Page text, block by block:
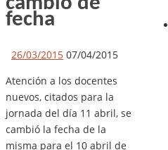
fecha
26/03/2015 07/04/2015
Atención a los docentes
nuevos, citados para la
jornada del día 11 abril, se
cambió la fecha de la
misma para el 10 abril de